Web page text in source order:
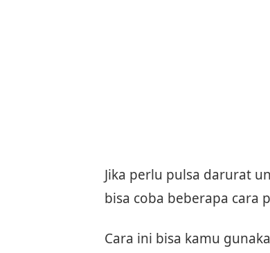
Jika perlu pulsa darurat
bisa coba beberapa cara
Cara ini bisa kamu